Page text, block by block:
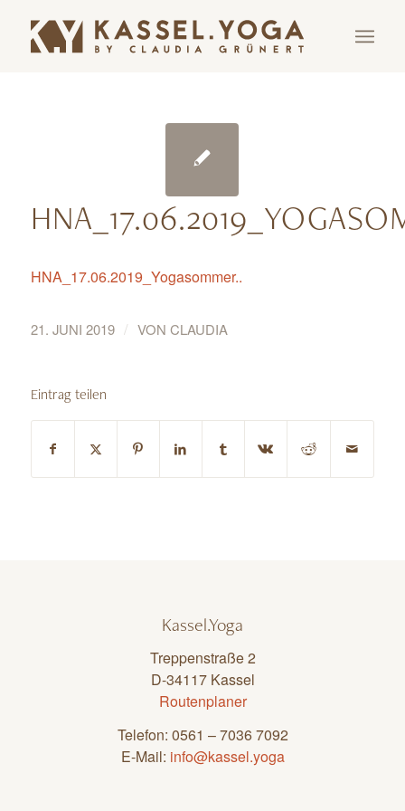
HNA_17.06.2019_Yogasommer..
21. JUNI 2019 / VON CLAUDIA
Eintrag teilen
Kassel.Yoga
Treppenstraße 2
D-34117 Kassel
Routenplaner
Telefon: 0561 – 7036 7092
E-Mail: info@kassel.yoga